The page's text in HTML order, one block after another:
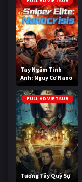
Tay Ngắm Tinh
Anh: Nguy Cơ Nano
FULL HD VIETSUB
Tương Tây Quỷ Sự